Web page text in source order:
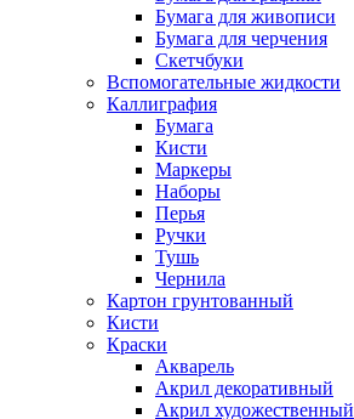
Бумага для живописи
Бумага для черчения
Скетчбуки
Вспомогательные жидкости
Каллиграфия
Бумага
Кисти
Маркеры
Наборы
Перья
Ручки
Тушь
Чернила
Картон грунтованный
Кисти
Краски
Акварель
Акрил декоративный
Акрил художественный